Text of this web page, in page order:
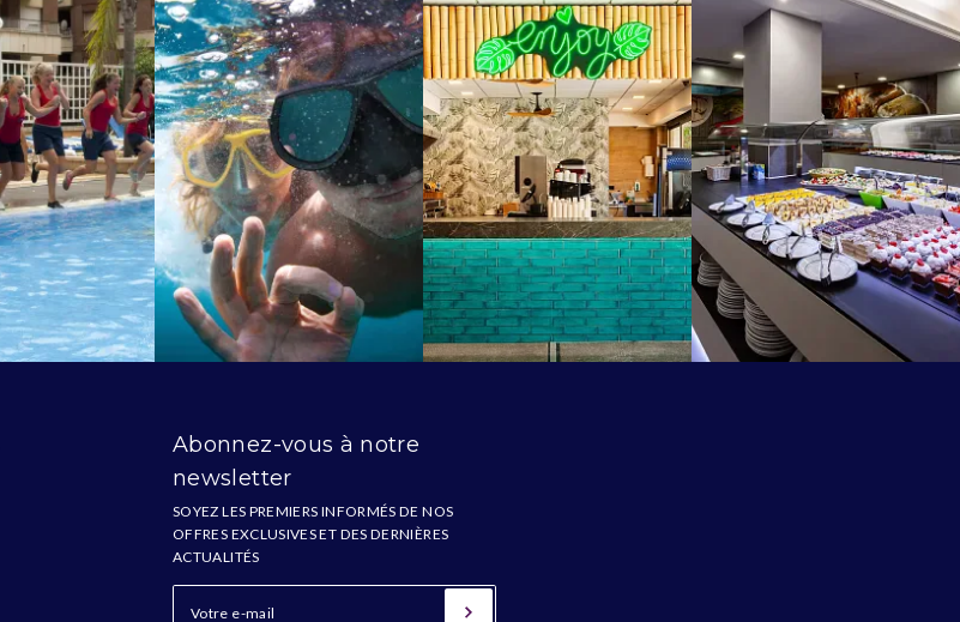
Abonnez-vous à notre
newsletter
SOYEZ LES PREMIERS INFORMÉS DE NOS
OFFRES EXCLUSIVES ET DES DERNIÈRES
ACTUALITÉS